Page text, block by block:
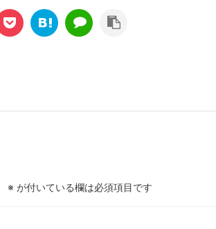
※ が付いている欄は必須項目です